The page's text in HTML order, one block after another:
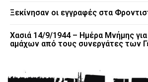
Ξεκίνησαν οι εγγραφές στα
Χασιά 14/9/1944 – Ημέρα Μνήμης για
αμάχων από τους συνεργάτες των